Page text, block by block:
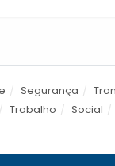
Segurança
Trabalho Social